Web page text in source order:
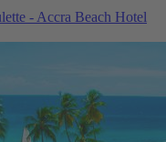
- Accra Beach Hotel